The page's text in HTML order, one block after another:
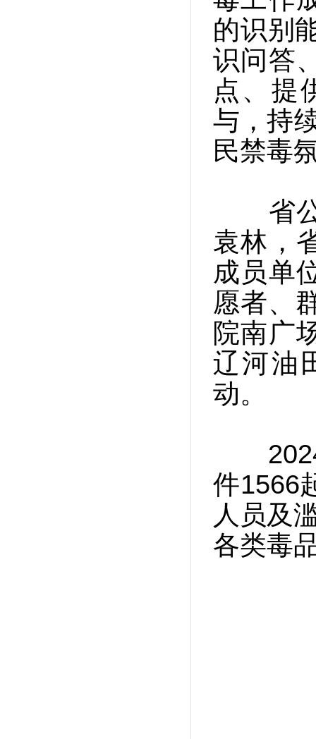
的识别
识问答
点、提
与，持
民禁毒
省公
袁林，
成员单
愿者、
院南广
辽河油
动。
2024
件1566
人员及
各类毒